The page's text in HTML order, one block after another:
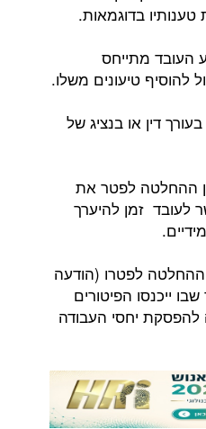
בדוגמאות.
העובד מתייחס
להוסיף טיעונים משלו.
דין או בנציג של
ההחלטה לפטר את
לעובד זמן להיערך
לפטרו (הודעה
ייכנסו הפיטורים
להפסקת יחסי העבודה